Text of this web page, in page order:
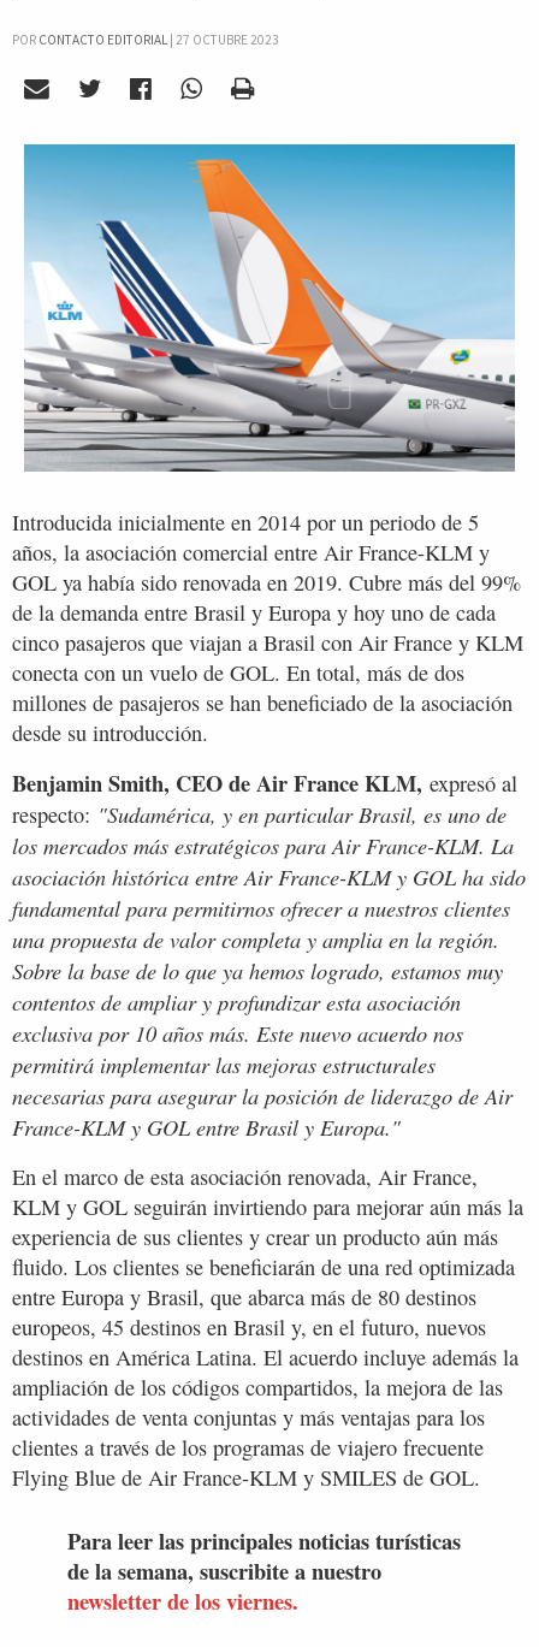
POR CONTACTO EDITORIAL| 27 OCTUBRE 2023
Introducida inicialmente en 2014 por un periodo de 5
años, la asociación comercial entre Air France-KLM y
GOL ya había sido renovada en 2019. Cubre más del 99%
de la demanda entre Brasil y Europa y hoy uno de cada
cinco pasajeros que viajan a Brasil con Air France y KLM
conecta con un vuelo de GOL. En total, más de dos
millones de pasajeros se han beneficiado de la asociación
desde su introducción.
Benjamin Smith, CEO de Air France KLM, expresó al
respecto: "Sudamérica, y en particular Brasil, es uno de
los mercados más estratégicos para Air France-KLM. La
asociación histórica entre Air France-KLM y GOL ha sido
fundamental para permitirnos ofrecer a nuestros clientes
una propuesta de valor completa y amplia en la región.
Sobre la base de lo que ya hemos logrado, estamos muy
contentos de ampliar y profundizar esta asociación
exclusiva por 10 años más. Este nuevo acuerdo nos
permitirá implementar las mejoras estructurales
necesarias para asegurar la posición de liderazgo de Air
France-KLM y GOL entre Brasil y Europa."
En el marco de esta asociación renovada, Air France,
KLM y GOL seguirán invirtiendo para mejorar aún más la
experiencia de sus clientes y crear un producto aún más
fluido. Los clientes se beneficiarán de una red optimizada
entre Europa y Brasil, que abarca más de 80 destinos
europeos, 45 destinos en Brasil y, en el futuro, nuevos
destinos en América Latina. El acuerdo incluye además la
ampliación de los códigos compartidos, la mejora de las
actividades de venta conjuntas y más ventajas para los
clientes a través de los programas de viajero frecuente
Flying Blue de Air France-KLM y SMILES de GOL.
Para leer las principales noticias turísticas
de la semana, suscribite a nuestro
newsletter de los viernes.